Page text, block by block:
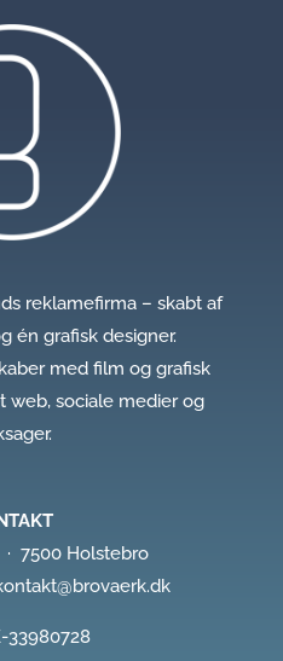
reklamefirma – skabt af
én grafisk designer.
med film og grafisk
web, sociale medier og
7500 Holstebro
33980728